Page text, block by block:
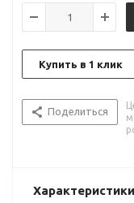
Купить в 1 клик
Поделиться
Характеристики